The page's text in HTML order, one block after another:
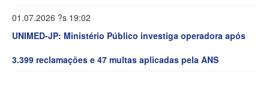
01.07.2026 ?s 19:02
UNIMED-JP: Ministério Público investiga operadora após
3.399 reclamações e 47 multas aplicadas pela ANS